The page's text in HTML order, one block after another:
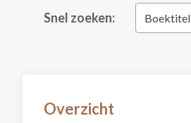
Snel zoeken: Boektitel
Overzicht